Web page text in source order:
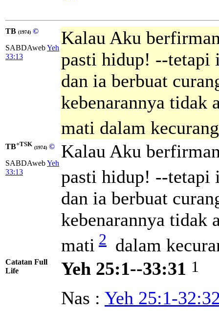
TB (1974) ©
SABDAwebYeh
33:13
Kalau Aku
pasti hidup! --tetapi
dan ia berbuat
kebenarannya tidak
mati dalam
TB+TSK (1974) ©
SABDAwebYeh
33:13
Kalau Aku
pasti hidup! --tetapi
dan ia berbuat
kebenarannya tidak
mati 2 dalam
Catatan Full
Life
Yeh 25:1--33:31 1
Nas : Yeh 25:1-